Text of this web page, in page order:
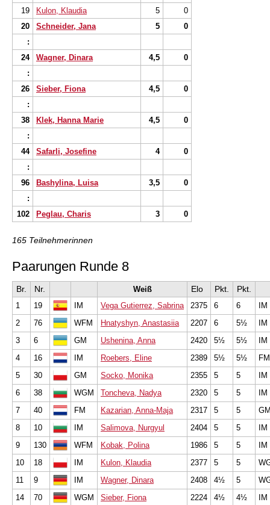
19
Kulon, Klaudia 5
0
20
Schneider, Jana 5
0
:
24
Wagner, Dinara 4,5
0
:
26
Sieber, Fiona 4,5
0
:
38
Klek, Hanna Marie 4,5
0
:
44
Safarli, Josefine 4
0
:
96
Bashylina, Luisa 3,5
0
:
102
Peglau, Charis 3 0
165 Teilnehmerinnen
Paarungen Runde 8
Br. Nr. Weiß Elo Pkt. Pkt.
1 19 IM Vega Gutierrez, Sabrina 2375 6 6
IM
2
76 WFM Hnatyshyn, Anastasiia 2207 6 5½
IM
3
6 GM Ushenina, Anna 2420 5½ 5½
IM
4
16 IM Roebers, Eline 2389 5½ 5½
FM
5
30 GM Socko, Monika 2355 5 5
IM
6
38 WGM Toncheva, Nadya 2320 5 5
IM
7
40 FM Kazarian, Anna-Maja 2317 5 5
8
10 IM Salimova, Nurgyul 2404 5 5
IM
9
130 WFM Kobak, Polina 1986 5 5
IM
10
18 IM Kulon, Klaudia 2377 5 5
11
9 IM Wagner, Dinara 2408 4½ 5
14
70 WGM Sieber, Fiona 2224 4½ 4½
IM